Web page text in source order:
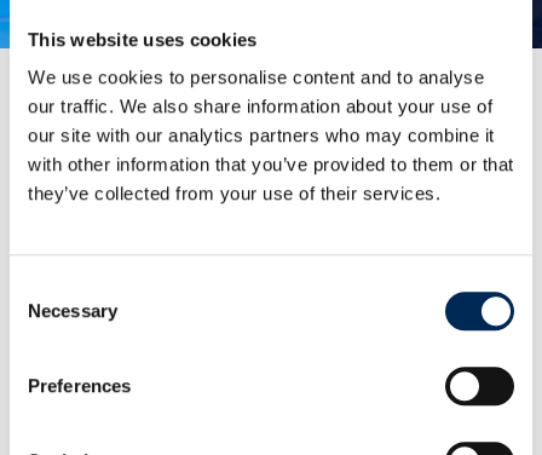
This website uses cookies
We use cookies to personalise content and to analyse
our traffic. We also share information about your use of
our site with our analytics partners who may combine it
with other information that you’ve provided to them or that
they’ve collected from your use of their services.
Selection
Necessary
Preferences
Upravljanje narudžbama
Sveobuhvatno praćenje narudžbi, prilagođeno
vašim potrebama
dobavljačima i špediterima kako bismo osigurali
i isporučene na vrijeme i u cijelosti.
Saznajte više